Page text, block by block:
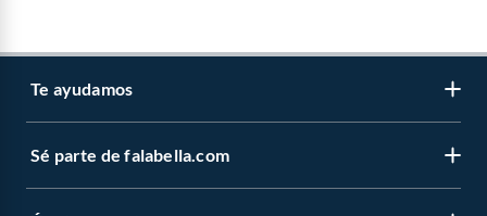
Te ayudamos
Atención por WhatsApp
Sé parte de falabella.com